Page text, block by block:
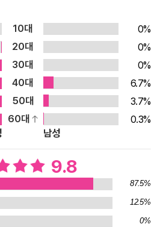
을 준다는 말에 아이들은 눈에 빛을
는 평소 존경하던 고흐의 ‘별이 빛나
의 도영이가, 은상을 유나가 수상하
에서는 친구들이 축하 소리로 가득
지 못한다. 도영이가 다른 사람의 포
나면서 금상 수상이 취소된 것이다.
힌다. “글, 그림, 노래, 사
에서 선생님은 도영이의
마주’의 차이를 알려 준다. 표절은
‘드러내며 모방하는 것.’ 비슷하지
아이들은 점차 저작권의 가치를 이
10대
0%
20대
0%
30대
0%
40대
6.7%
50대
3.7%
60대
0.3%
남성
9.8
87.5%
12.5%
0%